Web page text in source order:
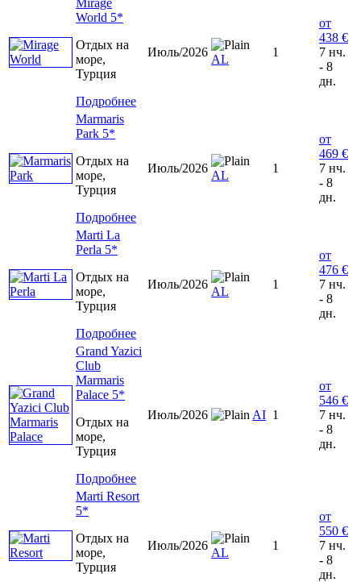
World 5*
Отдых на
море,
Турция
Подробнее
Июль/2026
AL
1
от
438 €
7 нч.
- 8
дн.
Marmaris
Park 5*
Отдых на
море,
Турция
Подробнее
Июль/2026
AL
1
от
469 €
7 нч.
- 8
дн.
Marti La
Perla 5*
Отдых на
море,
Турция
Подробнее
Июль/2026
AL
1
от
476 €
7 нч.
- 8
дн.
Grand Yazici
Club
Marmaris
Palace 5*
Отдых на
море,
Турция
Подробнее
Июль/2026 AI 1
от
546 €
7 нч.
- 8
дн.
Marti Resort
5*
Отдых на
море,
Турция
Июль/2026
AL
1
от
550 €
7 нч.
- 8
дн.